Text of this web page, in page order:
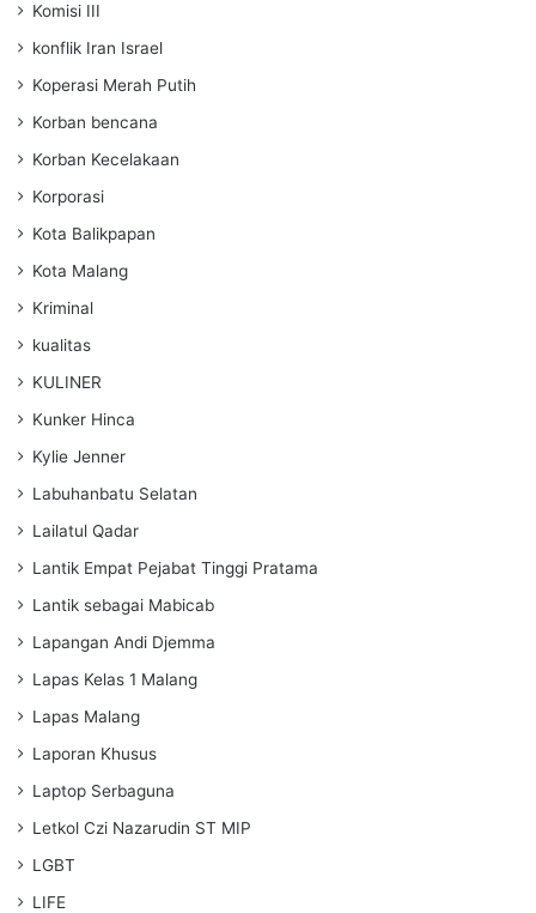
Komisi III
konflik Iran Israel
Koperasi Merah Putih
Korban bencana
Korban Kecelakaan
Korporasi
Kota Balikpapan
Kota Malang
Kriminal
kualitas
KULINER
Kunker Hinca
Kylie Jenner
Labuhanbatu Selatan
Lailatul Qadar
Lantik Empat Pejabat Tinggi Pratama
Lantik sebagai Mabicab
Lapangan Andi Djemma
Lapas Kelas 1 Malang
Lapas Malang
Laporan Khusus
Laptop Serbaguna
Letkol Czi Nazarudin ST MIP
LGBT
LIFE